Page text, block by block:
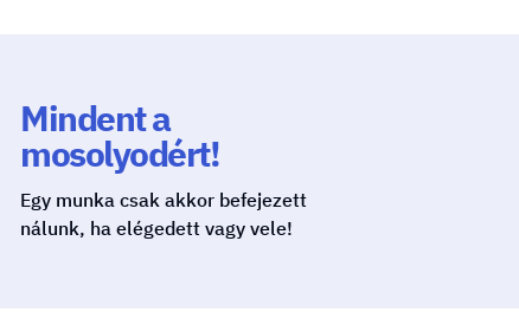
Mindent a
mosolyodért!
Egy munka csak akkor befejezett
nálunk, ha elégedett vagy vele!